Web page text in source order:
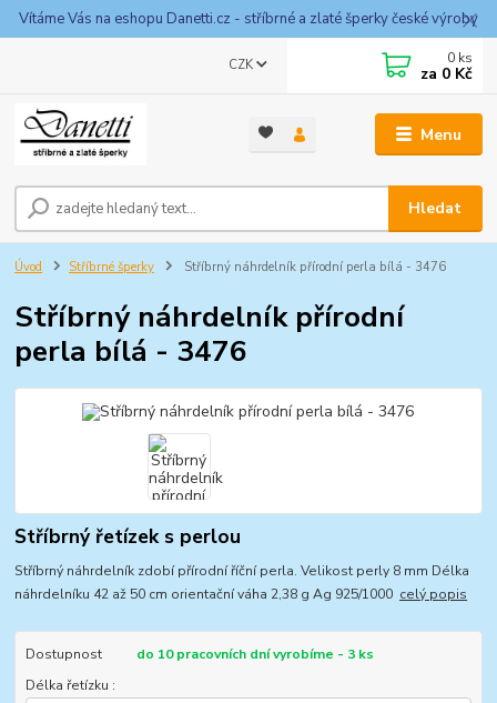
Vítáme Vás na eshopu Danetti.cz - stříbrné a zlaté šperky české výroby
Menu
CZK
Hledat
0 ks
za 0 Kč
Úvod Stříbrné šperky Stříbrný náhrdelník přírodní perla bílá - 3476
Stříbrný náhrdelník přírodní
perla bílá - 3476
Stříbrný řetízek s perlou
Stříbrný náhrdelník zdobí přírodní říční perla. Velikost perly 8 mm Délka
náhrdelníku 42 až 50 cm orientační váha 2,38 g Ag 925/1000 celý popis
Dostupnost
do 10 pracovních dní vyrobíme - 3 ks
Délka řetízku :